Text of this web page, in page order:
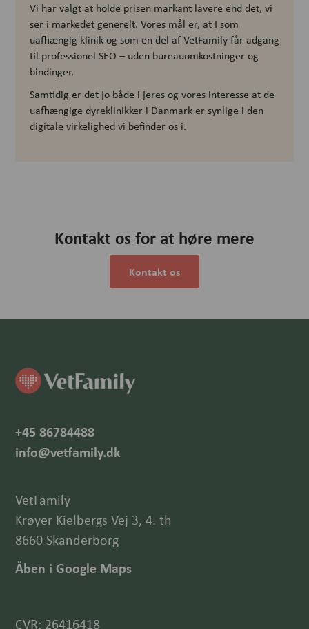
Vi har valgt at holde prisen markant lavere end det, vi
ser i markedet generelt. Vores mål er, at I som
uafhængig klinik og som en del af VetFamily får adgang
til professionel SEO – uden bureauomkostninger og
bindinger.
Samtidig er det jo både i jeres og vores interesse at de
uafhængige dyreklinikker i Danmark er synlige i den
digitale virkelighed vi befinder os i.
Kontakt os for at høre mere
Kontakt os
+45 86784488
info@vetfamily.dk
VetFamily
Krøyer Kielbergs Vej 3, 4. th
8660 Skanderborg
Åben i Google Maps
CVR: 26416418